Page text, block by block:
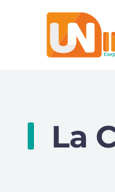
Skip to main
La